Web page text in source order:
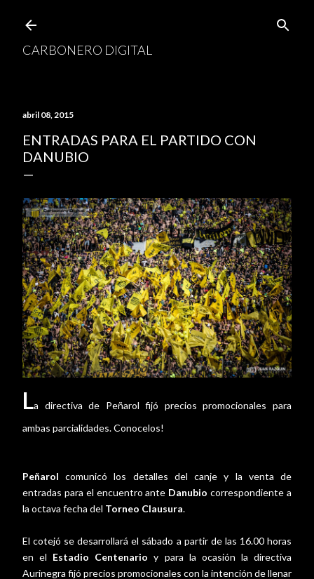
CARBONERO DIGITAL
abril 08, 2015
ENTRADAS PARA EL PARTIDO CON
DANUBIO
La directiva de Peñarol fijó precios promocionales para
ambas parcialidades. Conocelos!
Peñarol comunicó los detalles del canje y la venta de
entradas para el encuentro ante Danubio correspondiente a
la octava fecha del Torneo Clausura.
El cotejó se desarrollará el sábado a partir de las 16.00 horas
en el Estadio Centenario y para la ocasión la directiva
Aurinegra fijó precios promocionales con la intención de llenar